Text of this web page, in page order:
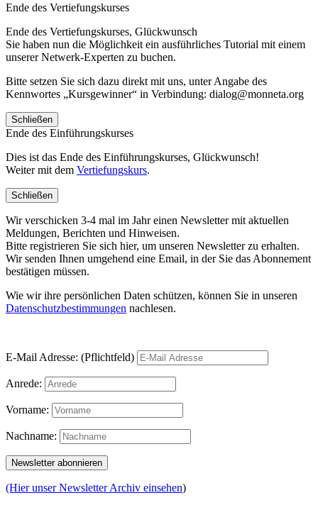
Ende des Vertiefungskurses
Ende des Vertiefungskurses, Glückwunsch
Sie haben nun die Möglichkeit ein ausführliches Tutorial mit einem
unserer Netwerk-Experten zu buchen.
Bitte setzen Sie sich dazu direkt mit uns, unter Angabe des
Kennwortes „Kursgewinner“ in Verbindung: dialog@monneta.org
Schließen
Ende des Einführungskurses
Dies ist das Ende des Einführungskurses, Glückwunsch!
Weiter mit dem Vertiefungskurs.
Schließen
Wir verschicken 3-4 mal im Jahr einen Newsletter mit aktuellen
Meldungen, Berichten und Hinweisen.
Bitte registrieren Sie sich hier, um unseren Newsletter zu erhalten.
Wir senden Ihnen umgehend eine Email, in der Sie das Abonnement
bestätigen müssen.
Wie wir ihre persönlichen Daten schützen, können Sie in unseren
Datenschutzbestimmungen nachlesen.
E-Mail Adresse: (Pflichtfeld)
Anrede:
Vorname:
Nachname:
(Hier unser Newsletter Archiv einsehen)